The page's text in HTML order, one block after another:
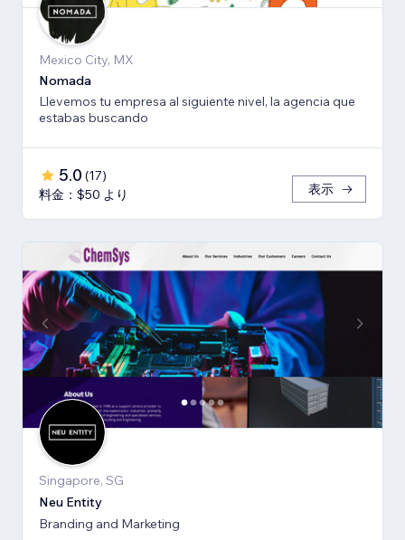
Mexico City, MX
Nomada
Llevemos tu empresa al siguiente nivel, la agencia que
estabas buscando
5.0 (17)
料金：$50 より
表示
Singapore, SG
Neu Entity
Branding and Marketing